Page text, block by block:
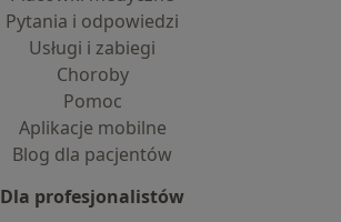
Pytania i odpowiedzi
Usługi i zabiegi
Choroby
Pomoc
Aplikacje mobilne
Blog dla pacjentów
Dla profesjonalistów